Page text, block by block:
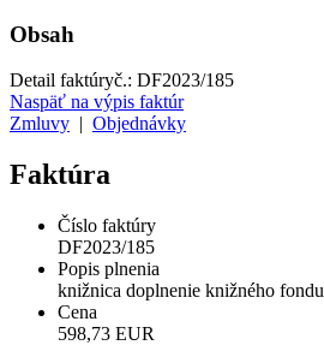
Obsah
Detail faktúryč.: DF2023/185
Naspäť na výpis faktúr
Zmluvy
Objednávky
Faktúra
Číslo faktúry
DF2023/185
Popis plnenia
knižnica doplnenie knižného fondu
Cena
598,73 EUR